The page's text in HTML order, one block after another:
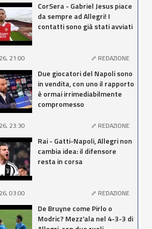
CorSera - Gabriel Jesus piace
da sempre ad Allegri! I
contatti sono già stati avviati
21:00 REDAZIONE
Due giocatori del Napoli sono
in vendita, con uno il rapporto
è ormai irrimediabilmente
compromesso
23:30 REDAZIONE
Rai - Gatti-Napoli, Allegri non
cambia idea: il difensore
resta in corsa
03:00 REDAZIONE
De Bruyne come Pirlo o
Modric? Mezz'ala nel 4-3-3 di